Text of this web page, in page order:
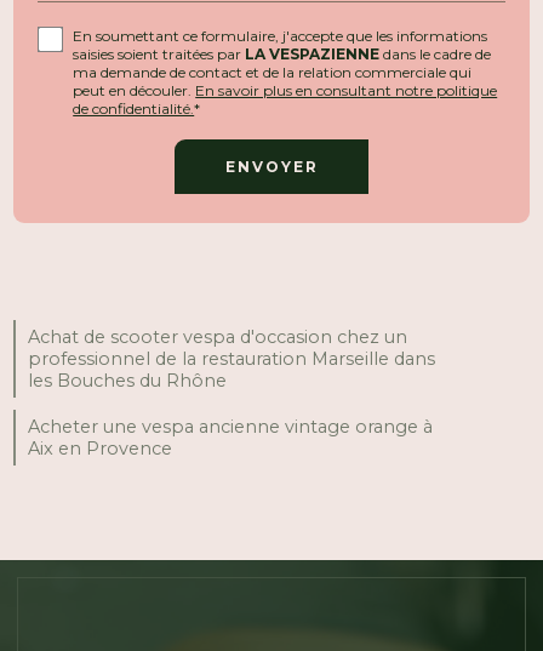
En soumettant ce formulaire, j'accepte que les informations
saisies soient traitées par LA VESPAZIENNE dans le cadre de
ma demande de contact et de la relation commerciale qui
peut en découler. En savoir plus en consultant notre politique
de confidentialité.*
Achat de scooter vespa d'occasion chez un
professionnel de la restauration Marseille dans
les Bouches du Rhône
Acheter une vespa ancienne vintage orange à
Aix en Provence